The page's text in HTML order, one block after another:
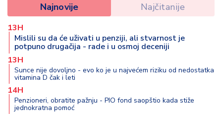
Najnovije Najčitanije
13H
Mislili su da će uživati u penziji, ali stvarnost je
potpuno drugačija - rade i u osmoj deceniji
13H
Sunce nije dovoljno - evo ko je u najvećem riziku od nedostatka
vitamina D čak i leti
14H
Penzioneri, obratite pažnju - PIO fond saopštio kada stiže
jednokratna pomoć